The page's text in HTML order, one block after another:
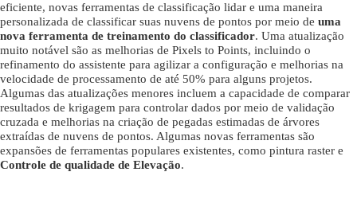
eficiente, novas ferramentas de classificação lidar e uma maneira
personalizada de classificar suas nuvens de pontos por meio de uma
nova ferramenta de treinamento do classificador. Uma atualização
muito notável são as melhorias de Pixels to Points, incluindo o
refinamento do assistente para agilizar a configuração e melhorias na
velocidade de processamento de até 50% para alguns projetos.
Algumas das atualizações menores incluem a capacidade de comparar
resultados de krigagem para controlar dados por meio de validação
cruzada e melhorias na criação de pegadas estimadas de árvores
extraídas de nuvens de pontos. Algumas novas ferramentas são
expansões de ferramentas populares existentes, como pintura raster e
Controle de qualidade de Elevação.